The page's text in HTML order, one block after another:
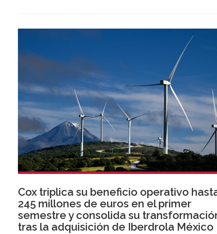
Cox triplica su beneficio operativo
245 millones de euros en el primer
semestre y consolida su
tras la adquisición de Iberdrola México